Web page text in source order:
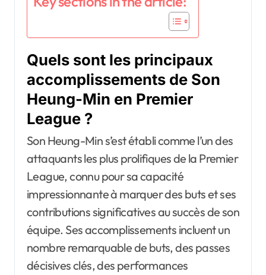
Quels sont les principaux
accomplissements de Son
Heung-Min en Premier
League ?
Son Heung-Min s’est établi comme l’un des
attaquants les plus prolifiques de la Premier
League, connu pour sa capacité
impressionnante à marquer des buts et ses
contributions significatives au succès de son
équipe. Ses accomplissements incluent un
nombre remarquable de buts, des passes
décisives clés, des performances